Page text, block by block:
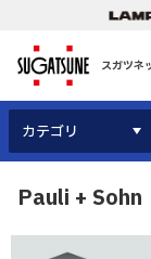
スガツネ
カテゴリ
Pauli + Sohn